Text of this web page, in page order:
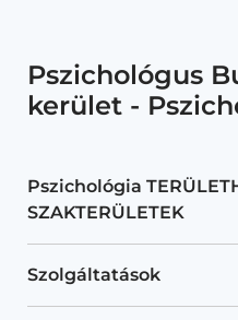
Pszichológus
kerület -
Pszichológia
SZAKTERÜLETEK
Szolgáltatások